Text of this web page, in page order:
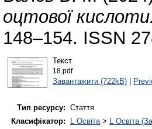
оцтової кислоти.
148–154. ISSN
Текст
18.pdf
Завантажити (722kB)|
Тип ресурсу: Стаття
Класифікатор:
L Освіта> L Освіта